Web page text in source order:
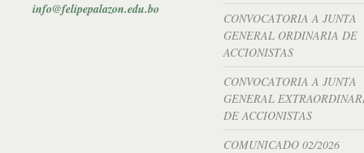
info@felipepalazon.edu.bo
CONVOCATORIA A JUNTA
GENERAL ORDINARIA DE
ACCIONISTAS
CONVOCATORIA A JUNTA
GENERAL
DE ACCIONISTAS
COMUNICADO 02/2026